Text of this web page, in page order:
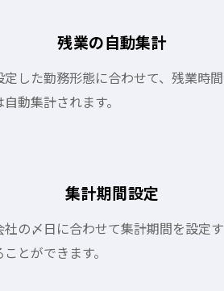
残業の自動集計
定した勤務形態に合わせて、残業時間
自動集計されます。
集計期間設定
社の〆日に合わせて集計期間を設定す
ことができます。